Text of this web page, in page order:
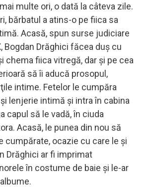
multe ori, o dată la câteva zile.
bărbatul a atins-o pe fiica sa
Acasă, spun surse judiciare
Bogdan Drăghici făcea duş cu
chema fiica vitregă, dar şi pe cea
să îi aducă prosopul,
intime. Fetelor le cumpăra
lenjerie intimă şi intra în cabina
capul să le vadă, în ciuda
Acasă, le punea din nou să
cumpărate, ocazie cu care le şi
Drăghici ar fi imprimat
în costume de baie şi le-ar